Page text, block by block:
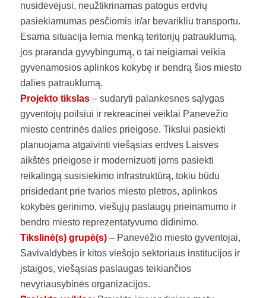
nusidėvėjusi, neužtikrinamas patogus erdvių
pasiekiamumas pėsčiomis ir/ar bevarikliu transportu.
Esama situacija lemia menką teritorijų patrauklumą,
jos praranda gyvybingumą, o tai neigiamai veikia
gyvenamosios aplinkos kokybę ir bendrą šios miesto
dalies patrauklumą.
Projekto tikslas– sudaryti palankesnes sąlygas
gyventojų poilsiui ir rekreacinei veiklai Panevėžio
miesto centrinės dalies prieigose. Tikslui pasiekti
planuojama atgaivinti viešąsias erdves Laisvės
aikštės prieigose ir modernizuoti joms pasiekti
reikalingą susisiekimo infrastruktūrą, tokiu būdu
prisidedant prie tvarios miesto plėtros, aplinkos
kokybės gerinimo, viešųjų paslaugų prieinamumo ir
bendro miesto reprezentatyvumo didinimo.
Tikslinė(s) grupė(s)– Panevėžio miesto gyventojai,
Savivaldybės ir kitos viešojo sektoriaus institucijos ir
įstaigos, viešąsias paslaugas teikiančios
nevyriausybinės organizacijos.